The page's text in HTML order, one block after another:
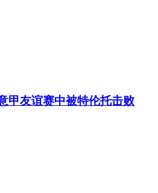
甲友谊赛中被特伦托击败